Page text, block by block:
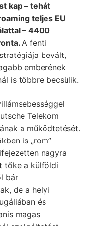
kap – tehát
teljes EU
– 4400
A fenti
bevált,
emberének
is többre becsülik.
Telekom
a működtetését.
is „rom”
nagyra
tőke a külföldi
bár
de a helyi
és
magas